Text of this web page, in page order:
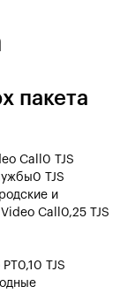
пакета
Call 0 TJS
0 TJS
и
Call 0,25 TJS
0,10 TJS